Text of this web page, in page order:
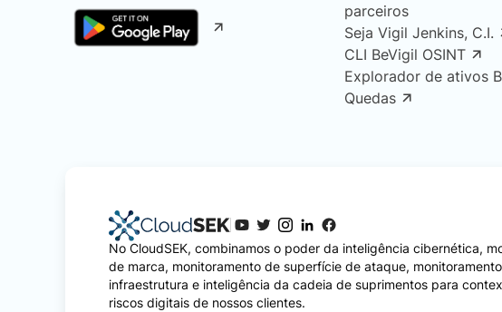
parceiros
Seja Vigil Jenkins, C.I.
CLI BeVigil OSINT
Explorador de ativos
Quedas
No CloudSEK, combinamos o poder da inteligência cibernética,
de marca, monitoramento de superfície de ataque,
infraestrutura e inteligência da cadeia de suprimentos para
riscos digitais de nossos clientes.